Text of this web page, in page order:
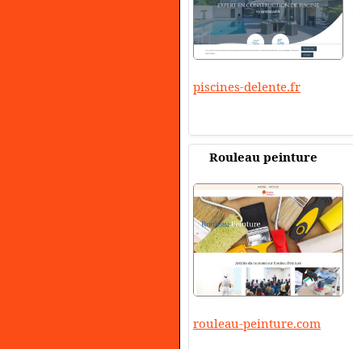
piscines-delente.fr
Rouleau peinture
rouleau-peinture.com